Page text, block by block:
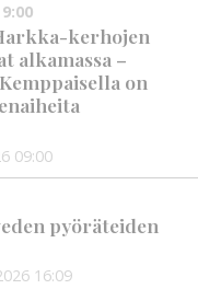
kerhojen
alkamassa –
on
09:00
pyöräteiden
16:09